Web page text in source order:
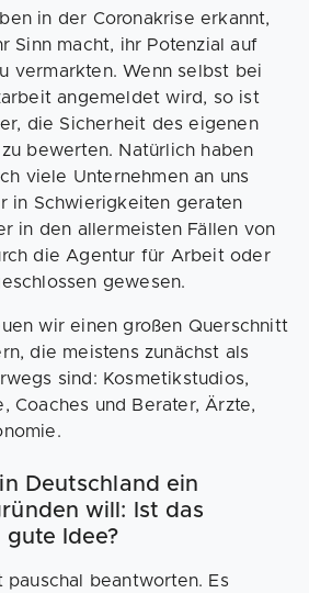
in der Coronakrise erkannt,
Sinn macht, ihr Potenzial auf
vermarkten. Wenn selbst bei
angemeldet wird, so ist
die Sicherheit des eigenen
bewerten. Natürlich haben
viele Unternehmen an uns
in Schwierigkeiten geraten
in den allermeisten Fällen von
die Agentur für Arbeit oder
gewesen.
wir einen großen Querschnitt
die meistens zunächst als
sind: Kosmetikstudios,
Coaches und Berater, Ärzte,
Deutschland ein
will: Ist das
Idee?
pauschal beantworten. Es